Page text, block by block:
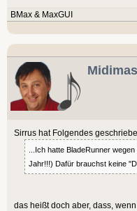
BMax & MaxGUI
Sirrus hat Folgendes
...Ich hatte BladeRunner
Jahr!!!) Dafür brauchst keine
das heißt doch aber, dass,